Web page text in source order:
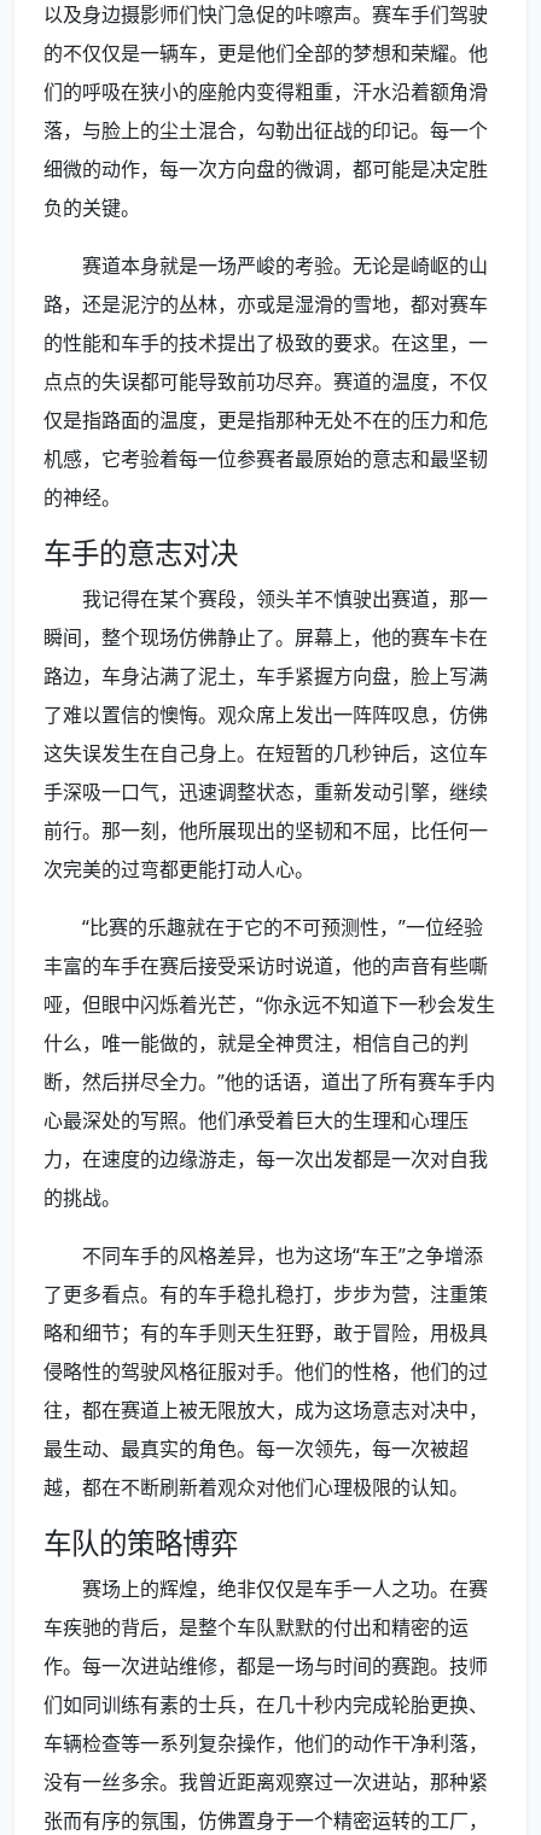
以及身边摄影师们快门急促的咔嚓声。赛车手们驾驶
的不仅仅是一辆车，更是他们全部的梦想和荣耀。他
们的呼吸在狭小的座舱内变得粗重，汗水沿着额角滑
落，与脸上的尘土混合，勾勒出征战的印记。每一个
细微的动作，每一次方向盘的微调，都可能是决定胜
负的关键。
赛道本身就是一场严峻的考验。无论是崎岖的山
路，还是泥泞的丛林，亦或是湿滑的雪地，都对赛车
的性能和车手的技术提出了极致的要求。在这里，一
点点的失误都可能导致前功尽弃。赛道的温度，不仅
仅是指路面的温度，更是指那种无处不在的压力和危
机感，它考验着每一位参赛者最原始的意志和最坚韧
的神经。
车手的意志对决
我记得在某个赛段，领头羊不慎驶出赛道，那一
瞬间，整个现场仿佛静止了。屏幕上，他的赛车卡在
路边，车身沾满了泥土，车手紧握方向盘，脸上写满
了难以置信的懊悔。观众席上发出一阵阵叹息，仿佛
这失误发生在自己身上。在短暂的几秒钟后，这位车
手深吸一口气，迅速调整状态，重新发动引擎，继续
前行。那一刻，他所展现出的坚韧和不屈，比任何一
次完美的过弯都更能打动人心。
“比赛的乐趣就在于它的不可预测性，”一位经验
丰富的车手在赛后接受采访时说道，他的声音有些嘶
哑，但眼中闪烁着光芒，“你永远不知道下一秒会发生
什么，唯一能做的，就是全神贯注，相信自己的判
断，然后拼尽全力。”他的话语，道出了所有赛车手内
心最深处的写照。他们承受着巨大的生理和心理压
力，在速度的边缘游走，每一次出发都是一次对自我
的挑战。
不同车手的风格差异，也为这场“车王”之争增添
了更多看点。有的车手稳扎稳打，步步为营，注重策
略和细节；有的车手则天生狂野，敢于冒险，用极具
侵略性的驾驶风格征服对手。他们的性格，他们的过
往，都在赛道上被无限放大，成为这场意志对决中，
最生动、最真实的角色。每一次领先，每一次被超
越，都在不断刷新着观众对他们心理极限的认知。
车队的策略博弈
赛场上的辉煌，绝非仅仅是车手一人之功。在赛
车疾驰的背后，是整个车队默默的付出和精密的运
作。每一次进站维修，都是一场与时间的赛跑。技师
们如同训练有素的士兵，在几十秒内完成轮胎更换、
车辆检查等一系列复杂操作，他们的动作干净利落，
没有一丝多余。我曾近距离观察过一次进站，那种紧
张而有序的氛围，仿佛置身于一个精密运转的工厂，